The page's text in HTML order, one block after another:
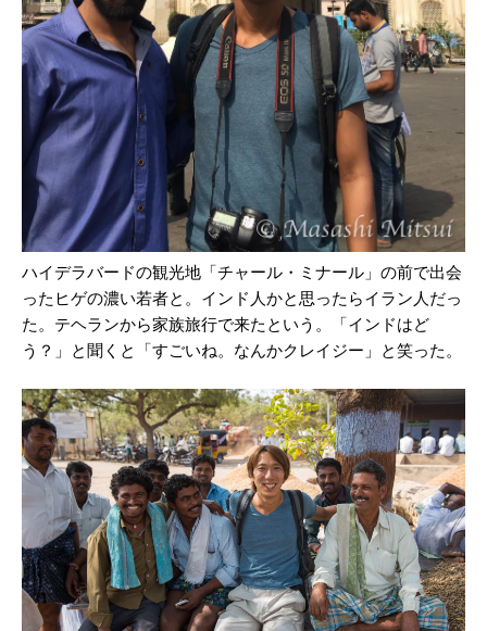
ハイデラバードの観光地「チャール・ミナール」の前で出会
ったヒゲの濃い若者と。インド人かと思ったらイラン人だっ
た。テヘランから家族旅行で来たという。「インドはど
う？」と聞くと「すごいね。なんかクレイジー」と笑った。